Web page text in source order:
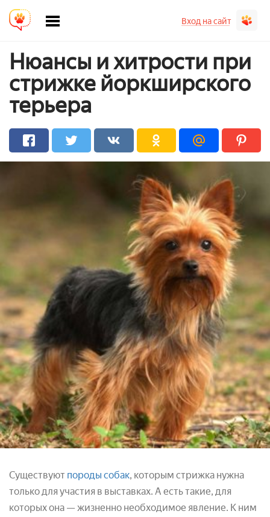
Вход на сайт
Нюансы и хитрости при
стрижке йоркширского
терьера
Существуют породы собак, которым стрижка нужна
только для участия в выставках. А есть такие, для
которых она — жизненно необходимое явление. К ним